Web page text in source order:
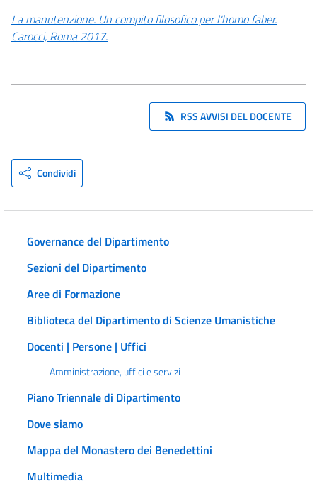
La manutenzione. Un compito filosofico per l'homo faber.
Carocci, Roma 2017.
RSS AVVISI DEL DOCENTE
Condividi
Governance del Dipartimento
Sezioni del Dipartimento
Aree di Formazione
Biblioteca del Dipartimento di Scienze Umanistiche
Docenti | Persone | Uffici
Amministrazione, uffici e servizi
Piano Triennale di Dipartimento
Dove siamo
Mappa del Monastero dei Benedettini
Multimedia